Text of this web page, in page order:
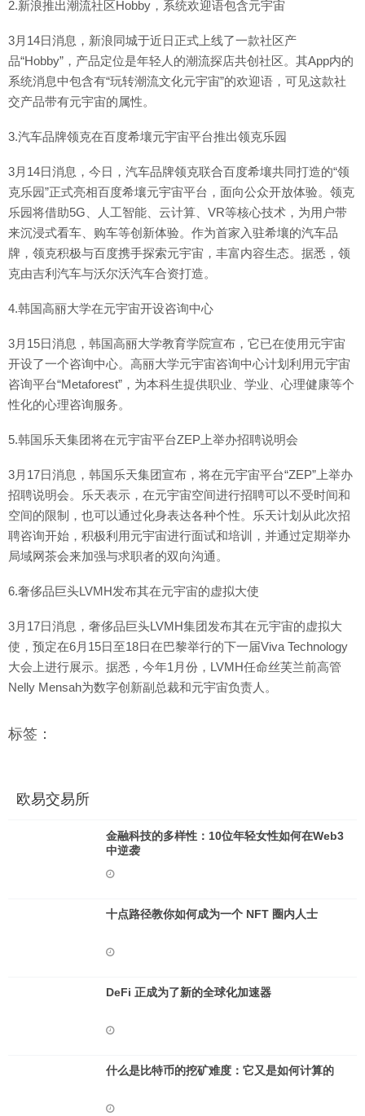
2.新浪推出潮流社区Hobby，系统欢迎语包含元宇宙
3月14日消息，新浪同城于近日正式上线了一款社区产
品“Hobby”，产品定位是年轻人的潮流探店共创社区。其App内的
系统消息中包含有“玩转潮流文化元宇宙”的欢迎语，可见这款社
交产品带有元宇宙的属性。
3.汽车品牌领克在百度希壤元宇宙平台推出领克乐园
3月14日消息，今日，汽车品牌领克联合百度希壤共同打造的“领
克乐园”正式亮相百度希壤元宇宙平台，面向公众开放体验。领克
乐园将借助5G、人工智能、云计算、VR等核心技术，为用户带
来沉浸式看车、购车等创新体验。作为首家入驻希壤的汽车品
牌，领克积极与百度携手探索元宇宙，丰富内容生态。据悉，领
克由吉利汽车与沃尔沃汽车合资打造。
4.韩国高丽大学在元宇宙开设咨询中心
3月15日消息，韩国高丽大学教育学院宣布，它已在使用元宇宙
开设了一个咨询中心。高丽大学元宇宙咨询中心计划利用元宇宙
咨询平台“Metaforest”，为本科生提供职业、学业、心理健康等个
性化的心理咨询服务。
5.韩国乐天集团将在元宇宙平台ZEP上举办招聘说明会
3月17日消息，韩国乐天集团宣布，将在元宇宙平台“ZEP”上举办
招聘说明会。乐天表示，在元宇宙空间进行招聘可以不受时间和
空间的限制，也可以通过化身表达各种个性。乐天计划从此次招
聘咨询开始，积极利用元宇宙进行面试和培训，并通过定期举办
局域网茶会来加强与求职者的双向沟通。
6.奢侈品巨头LVMH发布其在元宇宙的虚拟大使
3月17日消息，奢侈品巨头LVMH集团发布其在元宇宙的虚拟大
使，预定在6月15日至18日在巴黎举行的下一届Viva Technology
大会上进行展示。据悉，今年1月份，LVMH任命丝芙兰前高管
Nelly Mensah为数字创新副总裁和元宇宙负责人。
标签：
欧易交易所
金融科技的多样性：10位年轻女性如何在Web3
中逆袭
十点路径教你如何成为一个 NFT 圈内人士
DeFi 正成为了新的全球化加速器
什么是比特币的挖矿难度：它又是如何计算的